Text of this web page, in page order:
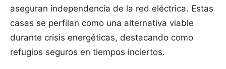
aseguran independencia de la red eléctrica. Estas
casas se perfilan como una alternativa viable
durante crisis energéticas, destacando como
refugios seguros en tiempos inciertos.